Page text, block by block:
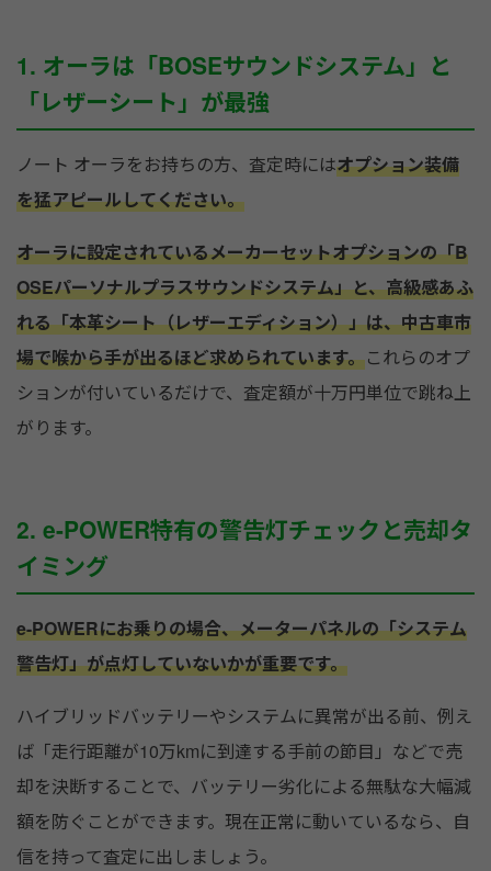
1. オーラは「BOSEサウンドシステム」と
「レザーシート」が最強
ノート オーラをお持ちの方、査定時にはオプション装備
を猛アピールしてください。
オーラに設定されているメーカーセットオプションの「B
OSEパーソナルプラスサウンドシステム」と、高級感あふ
れる「本革シート（レザーエディション）」は、中古車市
場で喉から手が出るほど求められています。これらのオプ
ションが付いているだけで、査定額が十万円単位で跳ね上
がります。
2. e-POWER特有の警告灯チェックと売却タ
イミング
e-POWERにお乗りの場合、メーターパネルの「システム
警告灯」が点灯していないかが重要です。
ハイブリッドバッテリーやシステムに異常が出る前、例え
ば「走行距離が10万kmに到達する手前の節目」などで売
却を決断することで、バッテリー劣化による無駄な大幅減
額を防ぐことができます。現在正常に動いているなら、自
信を持って査定に出しましょう。